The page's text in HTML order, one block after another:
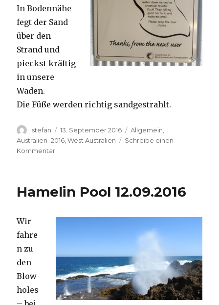
In Bodennähe
fegt der Sand
über den
Strand und
pieckst kräftig
in unsere
Waden.
Die Füße werden richtig sandgestrahlt.
Autor
stefan
Veröffentlicht
am
13. September 2016 Kategorien
Allgemein
Australien_2016 ,West Australien
Schreibe einen
Kommentarzu
Hamelin Pool 12.09.2016
Wir
fahre
n zu
den
Blow
holes